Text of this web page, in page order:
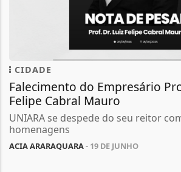
CIDADE
Falecimento do Empresário
Felipe Cabral Mauro
UNIARA se despede do seu reitor
homenagens
ACIA ARARAQUARA- 19 DE JUNHO